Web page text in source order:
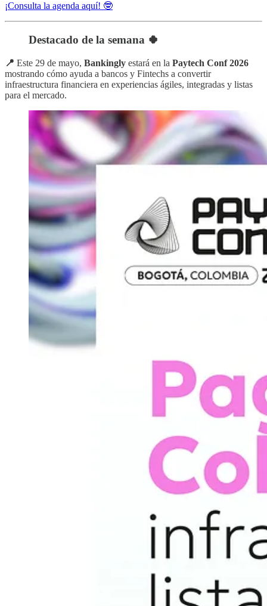
¡Consulta la agenda aquí! 🤓
Destacado de la semana 🍀
📍 Este 29 de mayo, Bankingly estará en la Paytech Conf 2026
mostrando cómo ayuda a bancos y Fintechs a convertir
infraestructura financiera en experiencias ágiles, integradas y listas
para el mercado.